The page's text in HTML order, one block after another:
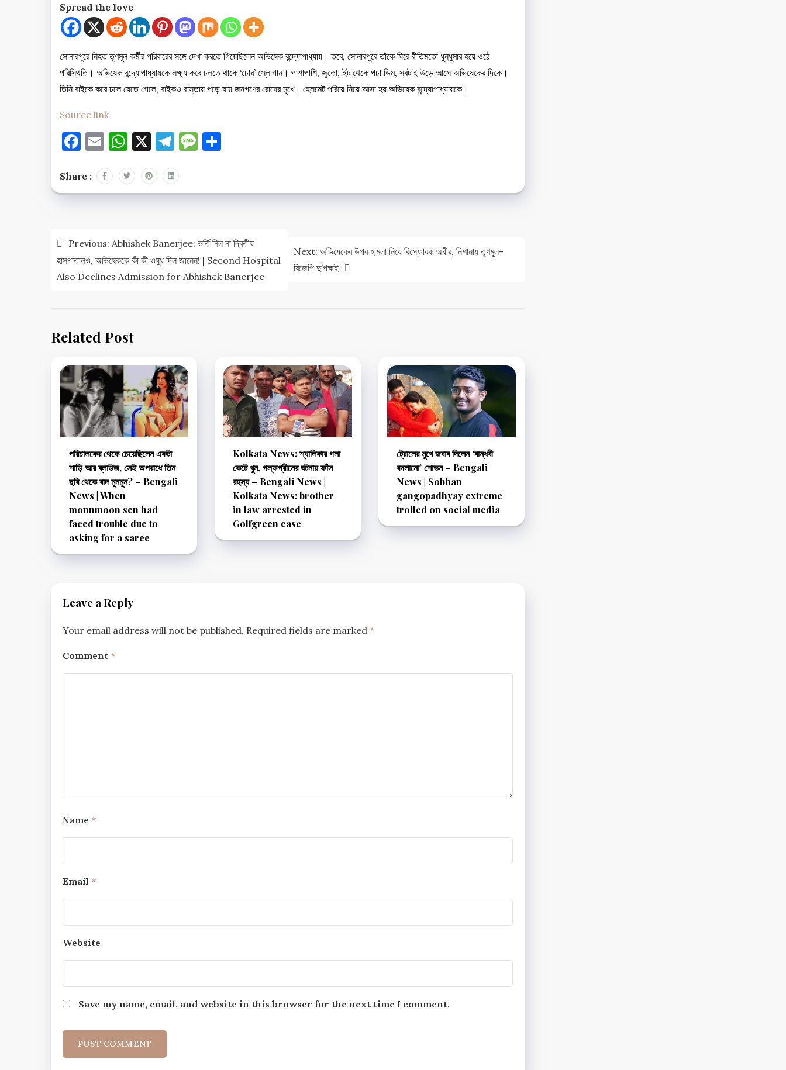
Spread the love
সোনারপুরে নিহত তৃণমূল কর্মীর পরিবারের সঙ্গে দেখা করতে গিয়েছিলেন অভিষেক বন্দ্যোপাধ্যায়। তবে, সোনারপুরে তাঁকে ঘিরে রীতিমতো ধুন্ধুমার হয়ে ওঠে
পরিস্থিতি। অভিষেক বন্দ্যোপাধ্যায়কে লক্ষ্য করে চলতে থাকে ‘চোর’ স্লোগান। পাশাপাশি, জুতো, ইট থেকে পচা ডিম, সবটাই উড়ে আসে অভিষেকের দিকে।
তিনি বাইকে করে চলে যেতে গেলে, বাইকও রাস্তায় পড়ে যায় জনগণের রোষের মুখে। হেলমেট পরিয়ে নিয়ে আসা হয় অভিষেক বন্দ্যোপাধ্যায়কে।
Source link
Facebook
EmailWhatsApp
X Telegram
Message
Share :
Post
navigation
Previous: Abhishek Banerjee: ভর্তি নিল না দ্বিতীয়
হাসপাতালও, অভিষেককে কী কী ওষুধ দিল জানেন! | Second Hospital
Also Declines Admission for Abhishek Banerjee
Next: অভিষেকের উপর হামলা নিয়ে বিস্ফোরক অধীর, নিশানায় তৃণমূল-
বিজেপি দু’পক্ষই
Related Post
পরিচালকের থেকে চেয়েছিলেন একটা
শাড়ি আর ব্লাউজ, সেই অপরাধে তিন
ছবি থেকে বাদ মুনমুন? – Bengali
News | When
monnmoon sen had
faced trouble due to
asking for a saree
Kolkata News: শ্যালিকার গলা
কেটে খুন, গল্ফগ্রীনের ঘটনায় ফাঁস
রহস্য – Bengali News |
Kolkata News: brother
in law arrested in
Golfgreen case
ট্রোলের মুখে জবাব দিলেন ‘বান্ধবী
বদলানো’ শোভন – Bengali
News | Sobhan
gangopadhyay extreme
trolled on social media
Leave a Reply
Your email address will not be published. Required fields are marked *
Comment *
Name *
Email *
Website
Save my name, email, and website in this browser for the next time I comment.